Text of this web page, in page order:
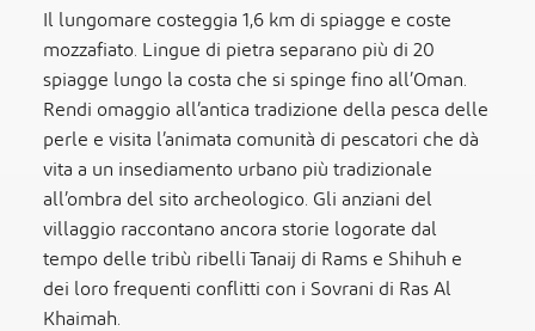
Il lungomare costeggia 1,6 km di spiagge e coste
mozzafiato. Lingue di pietra separano più di 20
spiagge lungo la costa che si spinge fino all’Oman.
Rendi omaggio all’antica tradizione della pesca delle
perle e visita l’animata comunità di pescatori che dà
vita a un insediamento urbano più tradizionale
all’ombra del sito archeologico. Gli anziani del
villaggio raccontano ancora storie logorate dal
tempo delle tribù ribelli Tanaij di Rams e Shihuh e
dei loro frequenti conflitti con i Sovrani di Ras Al
Khaimah.